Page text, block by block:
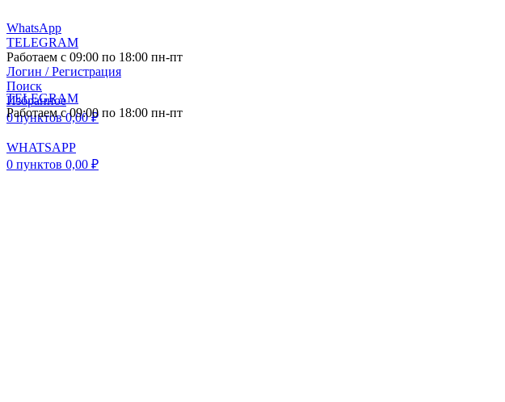
WhatsApp
TELEGRAM
Работаем с 09:00 по 18:00 пн-пт
Логин / Регистрация
Поиск
Избранное
0пунктов 0,00₽
WHATSAPP
0 пунктов 0,00 ₽
TELEGRAM
Работаем с 09:00 по 18:00 пн-пт